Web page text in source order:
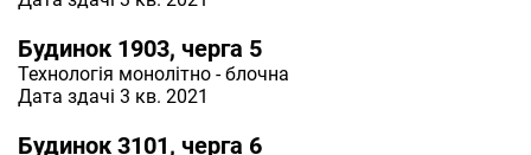
Будинок 1903, черга 5
Технологія монолітно - блочна
Дата здачі 3 кв. 2021
Будинок 3101, черга 6